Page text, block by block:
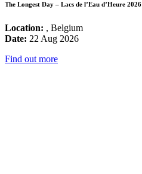
The Longest Day – Lacs de l’Eau d’Heure 2026
Location: , Belgium
Date: 22 Aug 2026
Find out more